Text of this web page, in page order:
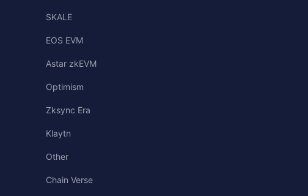
SKALE
EOS EVM
Astar zkEVM
Optimism
Zksync Era
Klaytn
Other
Chain Verse